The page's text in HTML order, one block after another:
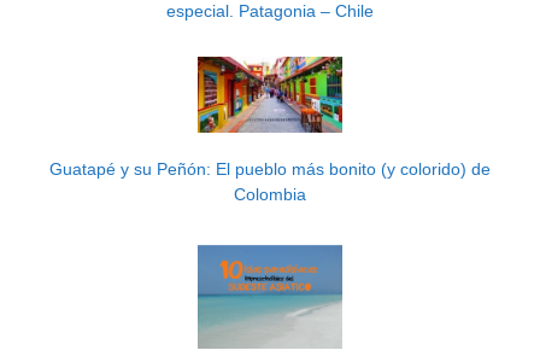
especial. Patagonia – Chile
Guatapé y su Peñón: El pueblo más bonito (y colorido) de
Colombia